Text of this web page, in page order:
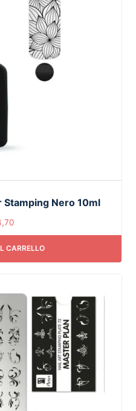
Nero 10ml
CARRELLO